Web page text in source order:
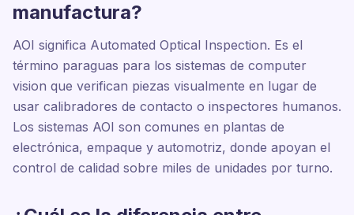
manufactura?
AOI significa Automated Optical Inspection. Es el
término paraguas para los sistemas de computer
vision que verifican piezas visualmente en lugar de
usar calibradores de contacto o inspectores humanos.
Los sistemas AOI son comunes en plantas de
electrónica, empaque y automotriz, donde apoyan el
control de calidad sobre miles de unidades por turno.